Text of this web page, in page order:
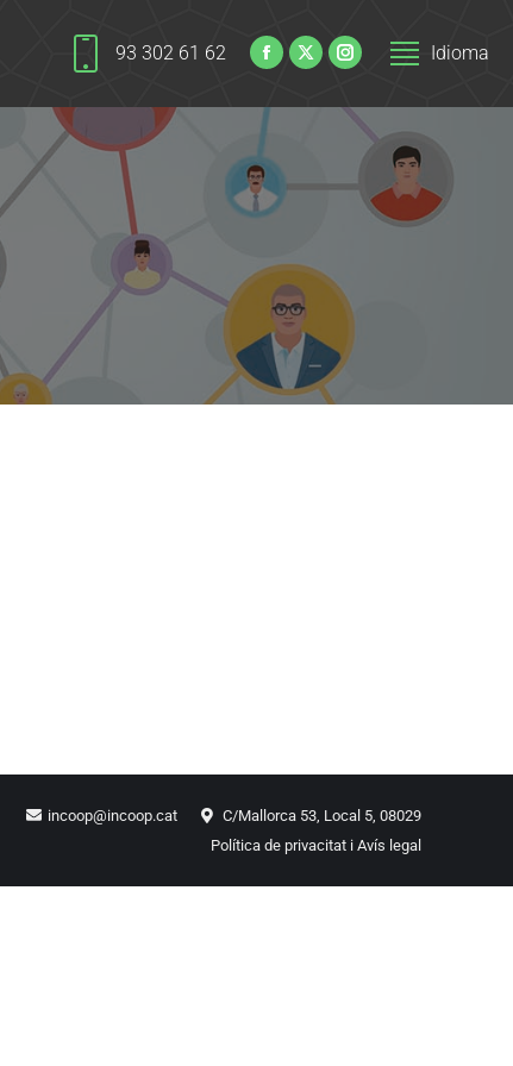
93 302 61 62 Idioma
incoop@incoop.cat
C/Mallorca 53, Local 5, 08029
Política de privacitat i Avís legal